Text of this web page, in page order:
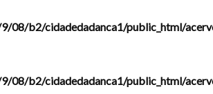
08/b2/cidadedadanca1/public_html/
08/b2/cidadedadanca1/public_html/